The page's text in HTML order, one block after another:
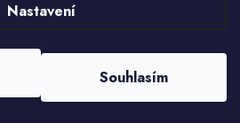
Nastavení
Souhlasím
Vytvořil Shoptet
Fikar . Všechna práva vyhrazena.